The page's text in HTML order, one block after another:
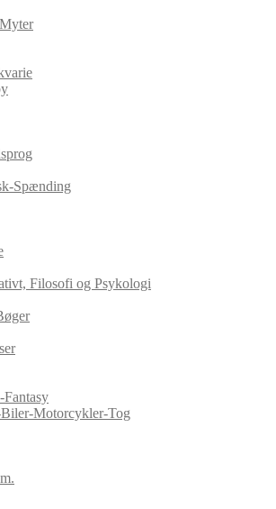
Spænding
Filosofi og Psykologi
Fantasy
Motorcykler-Tog